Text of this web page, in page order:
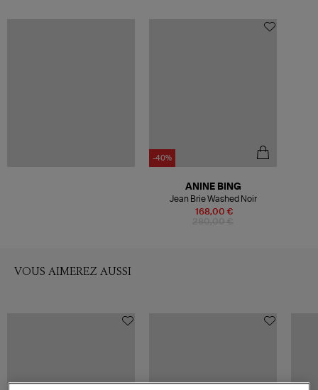
-40%
168,00 €
ANINE BING
Jean Brie Washed Noir
VOUS AIMEREZ AUSSI